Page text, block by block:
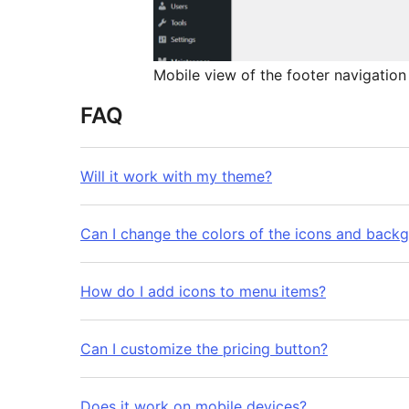
Mobile view of the footer navigation
FAQ
Will it work with my theme?
Can I change the colors of the icons and
How do I add icons to menu items?
Can I customize the pricing button?